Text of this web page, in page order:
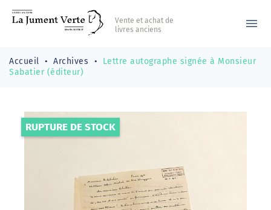
Vente et achat de
livres anciens
menu
Accueil Archives
Lettre autographe signée à Monsieur
Sabatier (éditeur)
RUPTURE DE STOCK